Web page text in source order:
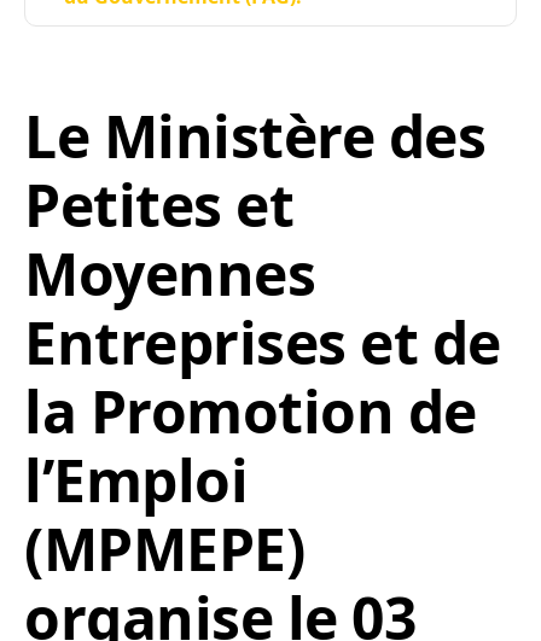
Le Ministère des
Petites et
Moyennes
Entreprises et de
la Promotion de
l’Emploi
(MPMEPE)
organise le 03